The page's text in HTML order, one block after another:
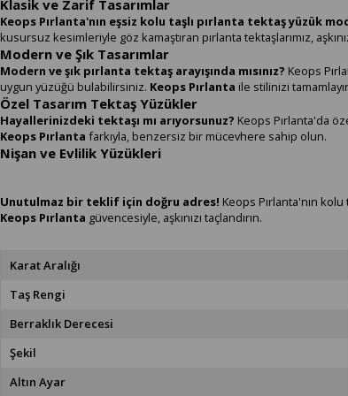
Klasik ve Zarif Tasarımlar
Keops Pırlanta'nın eşsiz kolu taşlı pırlanta tektaş yüzük
kusursuz kesimleriyle göz kamaştıran pırlanta tektaşlarımız,
Modern ve Şık Tasarımlar
Modern ve şık pırlanta tektaş arayışında mısınız? Keops
uygun yüzüğü bulabilirsiniz. Keops Pırlanta ile stilinizi
Özel Tasarım Tektaş Yüzükler
Hayallerinizdeki tektaşı mı arıyorsunuz? Keops Pırlanta'da
Keops Pırlanta farkıyla, benzersiz bir mücevhere sahip olun.
Nişan ve Evlilik Yüzükleri
Unutulmaz bir teklif için doğru adres! Keops Pırlanta'nın
Keops Pırlanta güvencesiyle, aşkınızı taçlandırın.
Karat Aralığı
Taş Rengi
Berraklık Derecesi
Şekil
Altın Ayar